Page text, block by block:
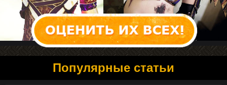
Популярные статьи